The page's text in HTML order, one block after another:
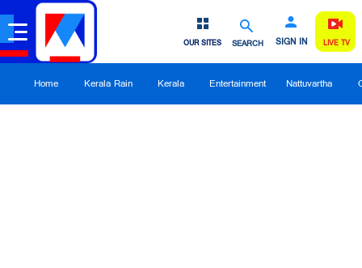
SEARCH SIGN IN
OUR SITES LIVE TV
Home Kerala Rain Kerala Entertainment Nattuvartha